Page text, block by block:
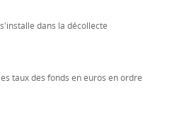
dans la décollecte
taux des fonds en euros en ordre